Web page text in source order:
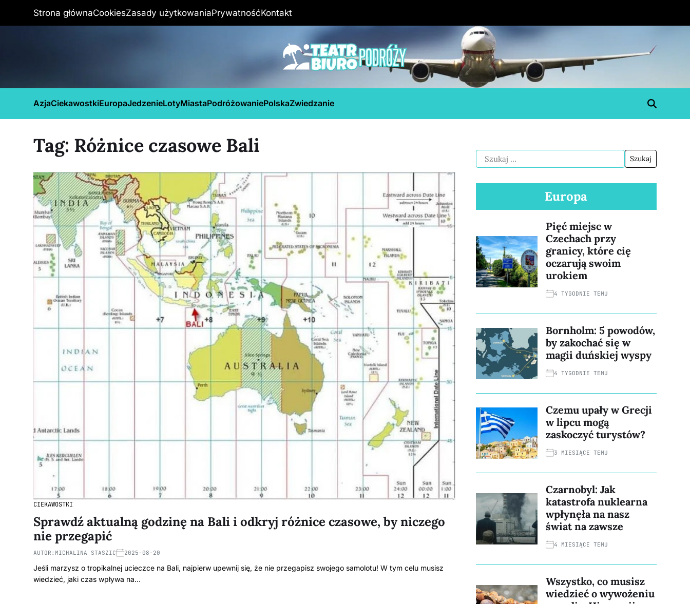
Strona głównaCookiesZasady użytkowaniaPrywatnośćKontakt
AzjaCiekawostkiEuropaJedzenieLotyMiastaPodróżowaniePolskaZwiedzanie
Tag: Różnice czasowe Bali
CIEKAWOSTKI
Sprawdź aktualną godzinę na Bali i odkryj różnice czasowe, by niczego
nie przegapić
AUTOR: MICHALINA STASZIC 2025-08-20
Jeśli marzysz o tropikalnej ucieczce na Bali, najpierw upewnij się, że nie przegapisz swojego samolotu! W tym celu musisz
wiedzieć, jaki czas wpływa na…
Europa
Pięć miejsc w
Czechach przy
granicy, które cię
oczarują swoim
urokiem
4 TYGODNIE TEMU
Bornholm: 5 powodów,
by zakochać się w
magii duńskiej wyspy
4 TYGODNIE TEMU
Czemu upały w Grecji
w lipcu mogą
zaskoczyć turystów?
3 MIESIĄCE TEMU
Czarnobyl: Jak
katastrofa nuklearna
wpłynęła na nasz
świat na zawsze
4 MIESIĄCE TEMU
Wszystko, co musisz
wiedzieć o wywożeniu